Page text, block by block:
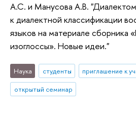
А.С. и Манусова А.В.
к диалектной классификации
языков на материале сборника
изоглоссы». Новые идеи."
Наука студенты приглашение к
открытый семинар